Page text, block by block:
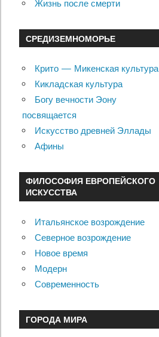
Жизнь после смерти
СРЕДИЗЕМНОМОРЬЕ
Крито — Микенская культура
Кикладская культура
Богу вечности Эону
посвящается
Искусство древней Эллады
Афины
ФИЛОСОФИЯ ЕВРОПЕЙСКОГО
ИСКУССТВА
Итальянское возрождение
Северное возрождение
Новое время
Модерн
Современность
ГОРОДА МИРА